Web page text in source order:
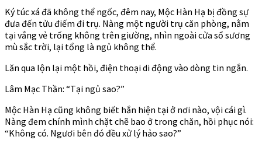
Ký túc xá đã không thể ngốc, đêm nay, Mộc Hàn Hạ bị đồng sự
đưa đến tửu điếm đi trụ. Nàng một người trụ căn phòng, nằm
tại vắng vẻ trống không trên giường, nhìn ngoài cửa sổ sương
mù sắc trời, lại tổng là ngủ không thể.
Lăn qua lộn lại một hồi, điện thoại di động vào dòng tin ngắn.
Lâm Mạc Thần: “Tại ngủ sao?”
Mộc Hàn Hạ cũng không biết hắn hiện tại ở nơi nào, vội cái gì.
Nàng đem chính mình chặt chẽ bao ở trong chăn, hồi phục nói:
“Không có. Ngươi bên đó đều xử lý hảo sao?”